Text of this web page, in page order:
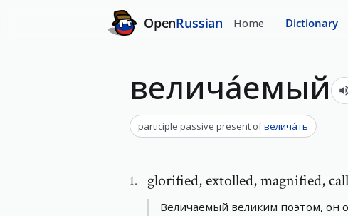
OpenRussian Home Dictionary
велича́емый
participle passive present ofвелича́ть
1. glorified,extolled, magnified,
Величаемый великим поэтом, он